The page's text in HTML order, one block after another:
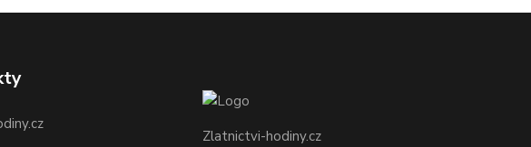
Zlatnictvi-hodiny.cz